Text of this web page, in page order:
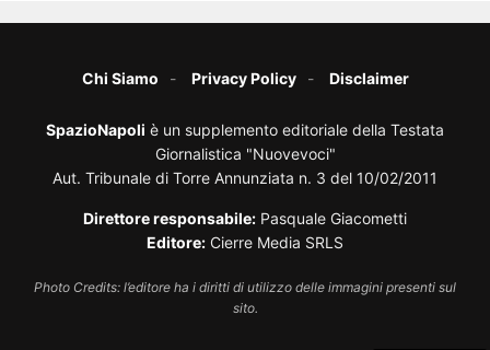
Chi Siamo Privacy Policy Disclaimer
SpazioNapoli è un supplemento editoriale della Testata
Giornalistica "Nuovevoci"
Aut. Tribunale di Torre Annunziata n. 3 del 10/02/2011
Direttore responsabile: Pasquale Giacometti
Editore: Cierre Media SRLS
Photo Credits: l’editore ha i diritti di utilizzo delle immagini presenti sul
sito.